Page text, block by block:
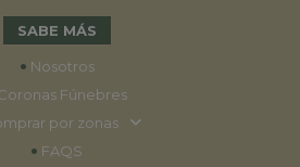
SABE MÁS
• Nosotros
Fúnebres
por zonas
• FAQS